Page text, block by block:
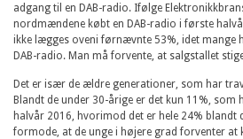
adgang til en DAB-radio. Ifølge
nordmændene købt en DAB-radio i første
ikke lægges oveni førnævnte 53%, idet mange
DAB-radio. Man må forvente, at salgstallet
Det er især de ældre generationer, som har
Blandt de under 30-årige er det kun 11%, som
halvår 2016, hvorimod det er hele 24% blandt
formode, at de unge i højere grad forventer at